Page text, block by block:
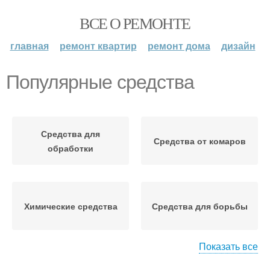
ВСЕ О РЕМОНТЕ
главная ремонт квартир ремонт дома дизайн
Популярные средства
Средства для
обработки
Средства от комаров
Химические средства Средства для борьбы
Показать все